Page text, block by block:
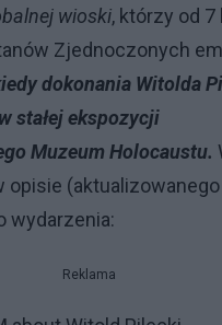
wioski, którzy od 7
Zjednoczonych
dokonania Witolda
stałej ekspozycji
Muzeum Holocaustu.
opisie
wydarzenia:
Reklama